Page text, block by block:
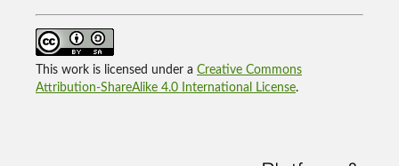
This work is licensed under a Creative Commons
Attribution-ShareAlike 4.0 International License.